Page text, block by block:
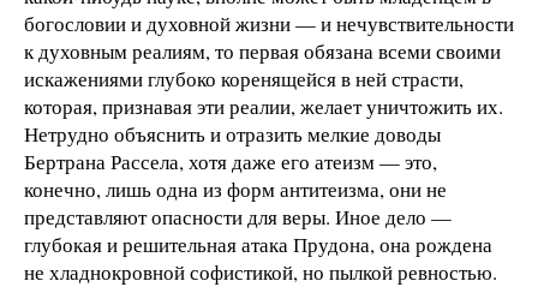
богословии и духовной жизни — и нечувствительности
к духовным реалиям, то первая обязана всеми своими
искажениями глубоко коренящейся в ней страсти,
которая, признавая эти реалии, желает уничтожить их.
Нетрудно объяснить и отразить мелкие доводы
Бертрана Рассела, хотя даже его атеизм — это,
конечно, лишь одна из форм антитеизма, они не
представляют опасности для веры. Иное дело —
глубокая и решительная атака Прудона, она рождена
не хладнокровной софистикой, но пылкой ревностью.